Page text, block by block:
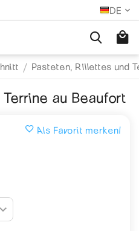
DE
/ Pasteten, Rillettes und
au Beaufort
Als Favorit merken!